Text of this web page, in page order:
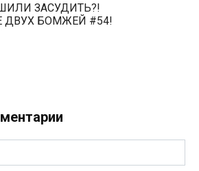
ЗАСУДИТЬ?!
БОМЖЕЙ #54!